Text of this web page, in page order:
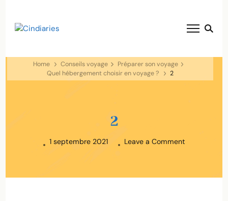
Home Conseils voyage
Préparer son voyage
Quel hébergement choisir en voyage ?
2
2
1 septembre 2021 Leave a Commenton